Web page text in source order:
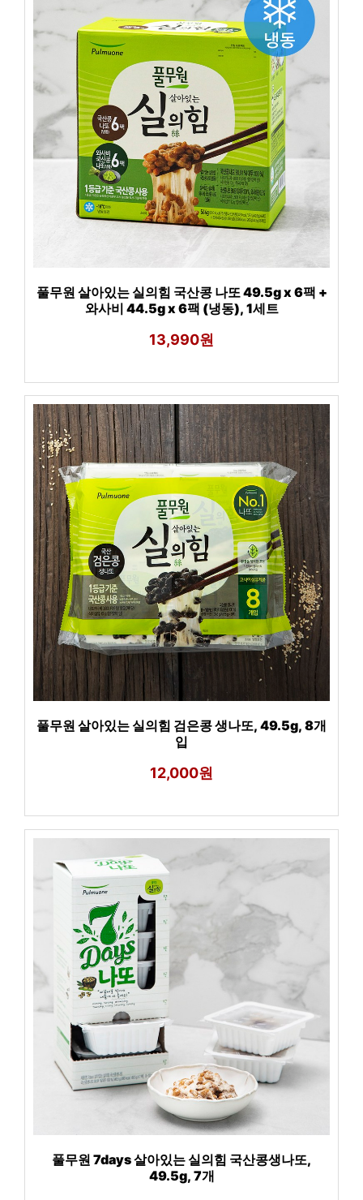
풀무원 살아있는 실의힘 국산콩 나또 49.5g x 6팩 +
와사비 44.5g x 6팩 (냉동), 1세트
13,990원
풀무원 살아있는 실의힘 검은콩 생나또, 49.5g, 8개
입
12,000원
풀무원 7days 살아있는 실의힘 국산콩생나또,
49.5g, 7개